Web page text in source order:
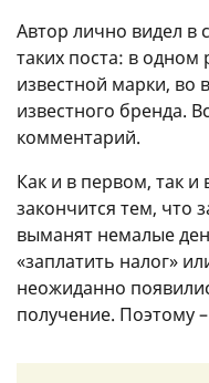
Автор лично видел в
таких поста: в
известной марки, во
известного бренда.
комментарий.
Как и в первом, так и
закончится тем, что
выманят немалые
«заплатить налог»
неожиданно
получение. Поэтому